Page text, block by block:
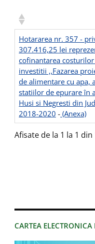
CARTEA
Hotararea nr. 357 -
307.416,25 lei
cofinantarea
investitii ,,Fazarea
de alimentare cu apa,
statiilor de epurare în
Husi si Negresti din
2018-2020 - (Anexa)
Afisate de la 1 la 1